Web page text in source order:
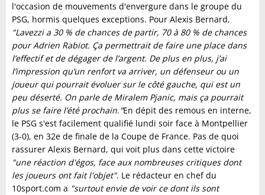
l'occasion de mouvements d'envergure dans le groupe du
PSG, hormis quelques exceptions. Pour Alexis Bernard,
"Lavezzi a 30 % de chances de partir, 70 à 80 % de chances
pour Adrien Rabiot. Ça permettrait de faire une place dans
l’effectif et de dégager de l’argent. De plus en plus, j’ai
l’impression qu’un renfort va arriver, un défenseur ou un
joueur qui pourrait évoluer sur le côté gauche, qui est un
peu déserté. On parle de Miralem Pjanic, mais ça pourrait
plus se faire l’été prochain."En dépit des remous en interne,
le PSG s'est facilement qualifié lundi soir face à Montpellier
(3-0), en 32e de finale de la Coupe de France. Pas de quoi
rassurer Alexis Bernard, qui voit plus dans cette victoire
"une réaction d'égos, face aux nombreuses critiques dont
les joueurs ont fait l'objet". Le rédacteur en chef du
10sport.com a "surtout envie de voir ce dont ils sont